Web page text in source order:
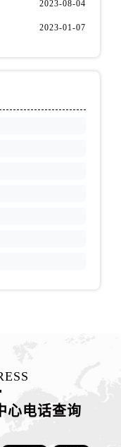
2023-08-04
2023-01-07
心电话查询